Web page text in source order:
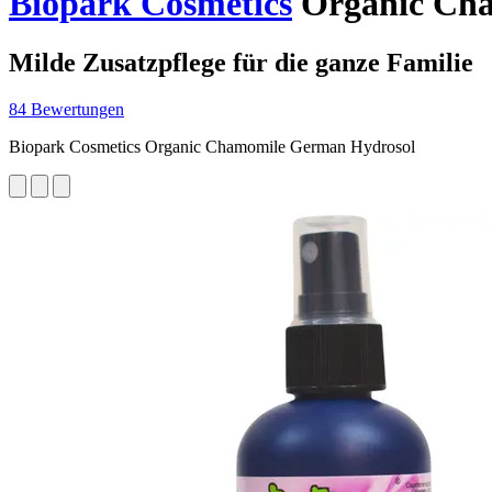
Milde Zusatzpflege für die ganze Familie
84 Bewertungen
Biopark Cosmetics Organic Chamomile German Hydrosol